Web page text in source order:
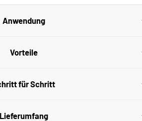
Anwendung
Vorteile
für Schritt
Lieferumfang